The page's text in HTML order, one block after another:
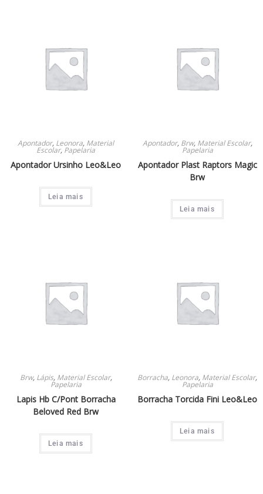
Apontador, Leonora, Material
Escolar, Papelaria
Apontador Ursinho Leo&Leo
Leia mais
Apontador, Brw, Material Escolar,
Papelaria
Apontador Plast Raptors Magic
Brw
Leia mais
Brw, Lápis, Material Escolar,
Papelaria
Lapis Hb C/Pont Borracha
Beloved Red Brw
Leia mais
Borracha, Leonora, Material Escolar,
Papelaria
Borracha Torcida Fini Leo&Leo
Leia mais